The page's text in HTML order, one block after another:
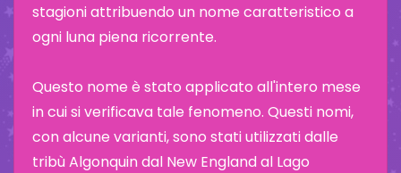
stagioni attribuendo un nome caratteristico a
ogni luna piena ricorrente.
Questo nome è stato applicato all'intero mese
in cui si verificava tale fenomeno. Questi nomi,
con alcune varianti, sono stati utilizzati dalle
tribù Algonquin dal New England al Lago